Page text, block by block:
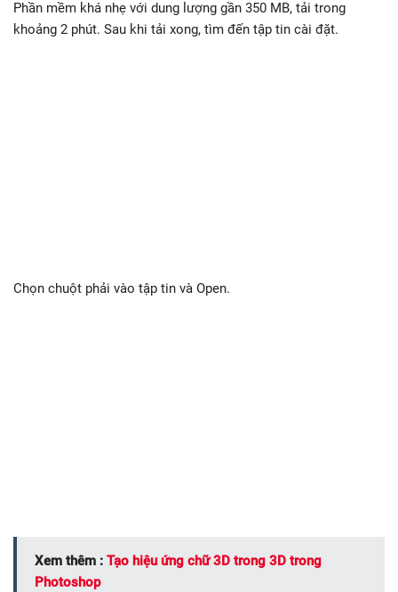
Phần mềm khá nhẹ với dung lượng gần 350 MB, tải trong
khoảng 2 phút. Sau khi tải xong, tìm đến tập tin cài đặt.
Chọn chuột phải vào tập tin và Open.
Xem thêm : Tạo hiệu ứng chữ 3D trong 3D trong
Photoshop